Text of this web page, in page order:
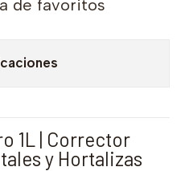
de favoritos
1L | Corrector
y Hortalizas